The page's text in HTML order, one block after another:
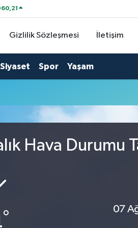
Gizlilik Sözleşmesi İletişim
Siyaset Spor Yaşam
Hava Durumu
°
07